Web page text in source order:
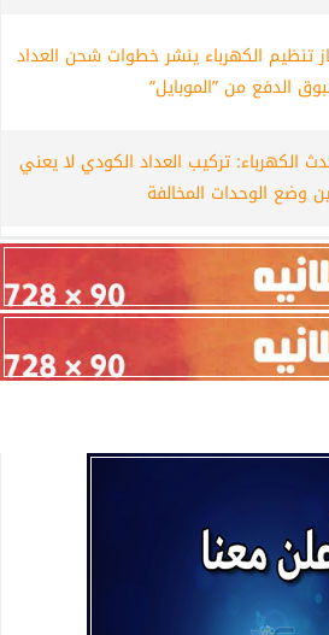
تنظيم الكهرباء ينشر خطوات شحن العداد
الدفع من ”الموبايل”
الكهرباء: تركيب العداد الكودي لا يعني
وضع الوحدات المخالفة